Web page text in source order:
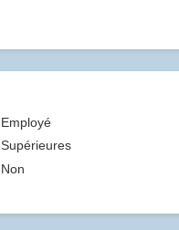
Employé
Supérieures
Non